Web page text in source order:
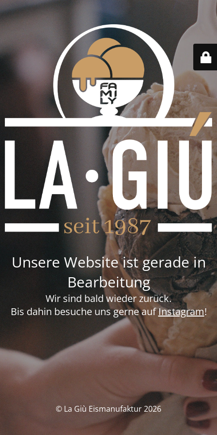
Unsere Website ist gerade in
Bearbeitung
Wir sind bald wieder zurück.
Bis dahin besuche uns gerne aufInstagram!
© La Giù Eismanufaktur 2026